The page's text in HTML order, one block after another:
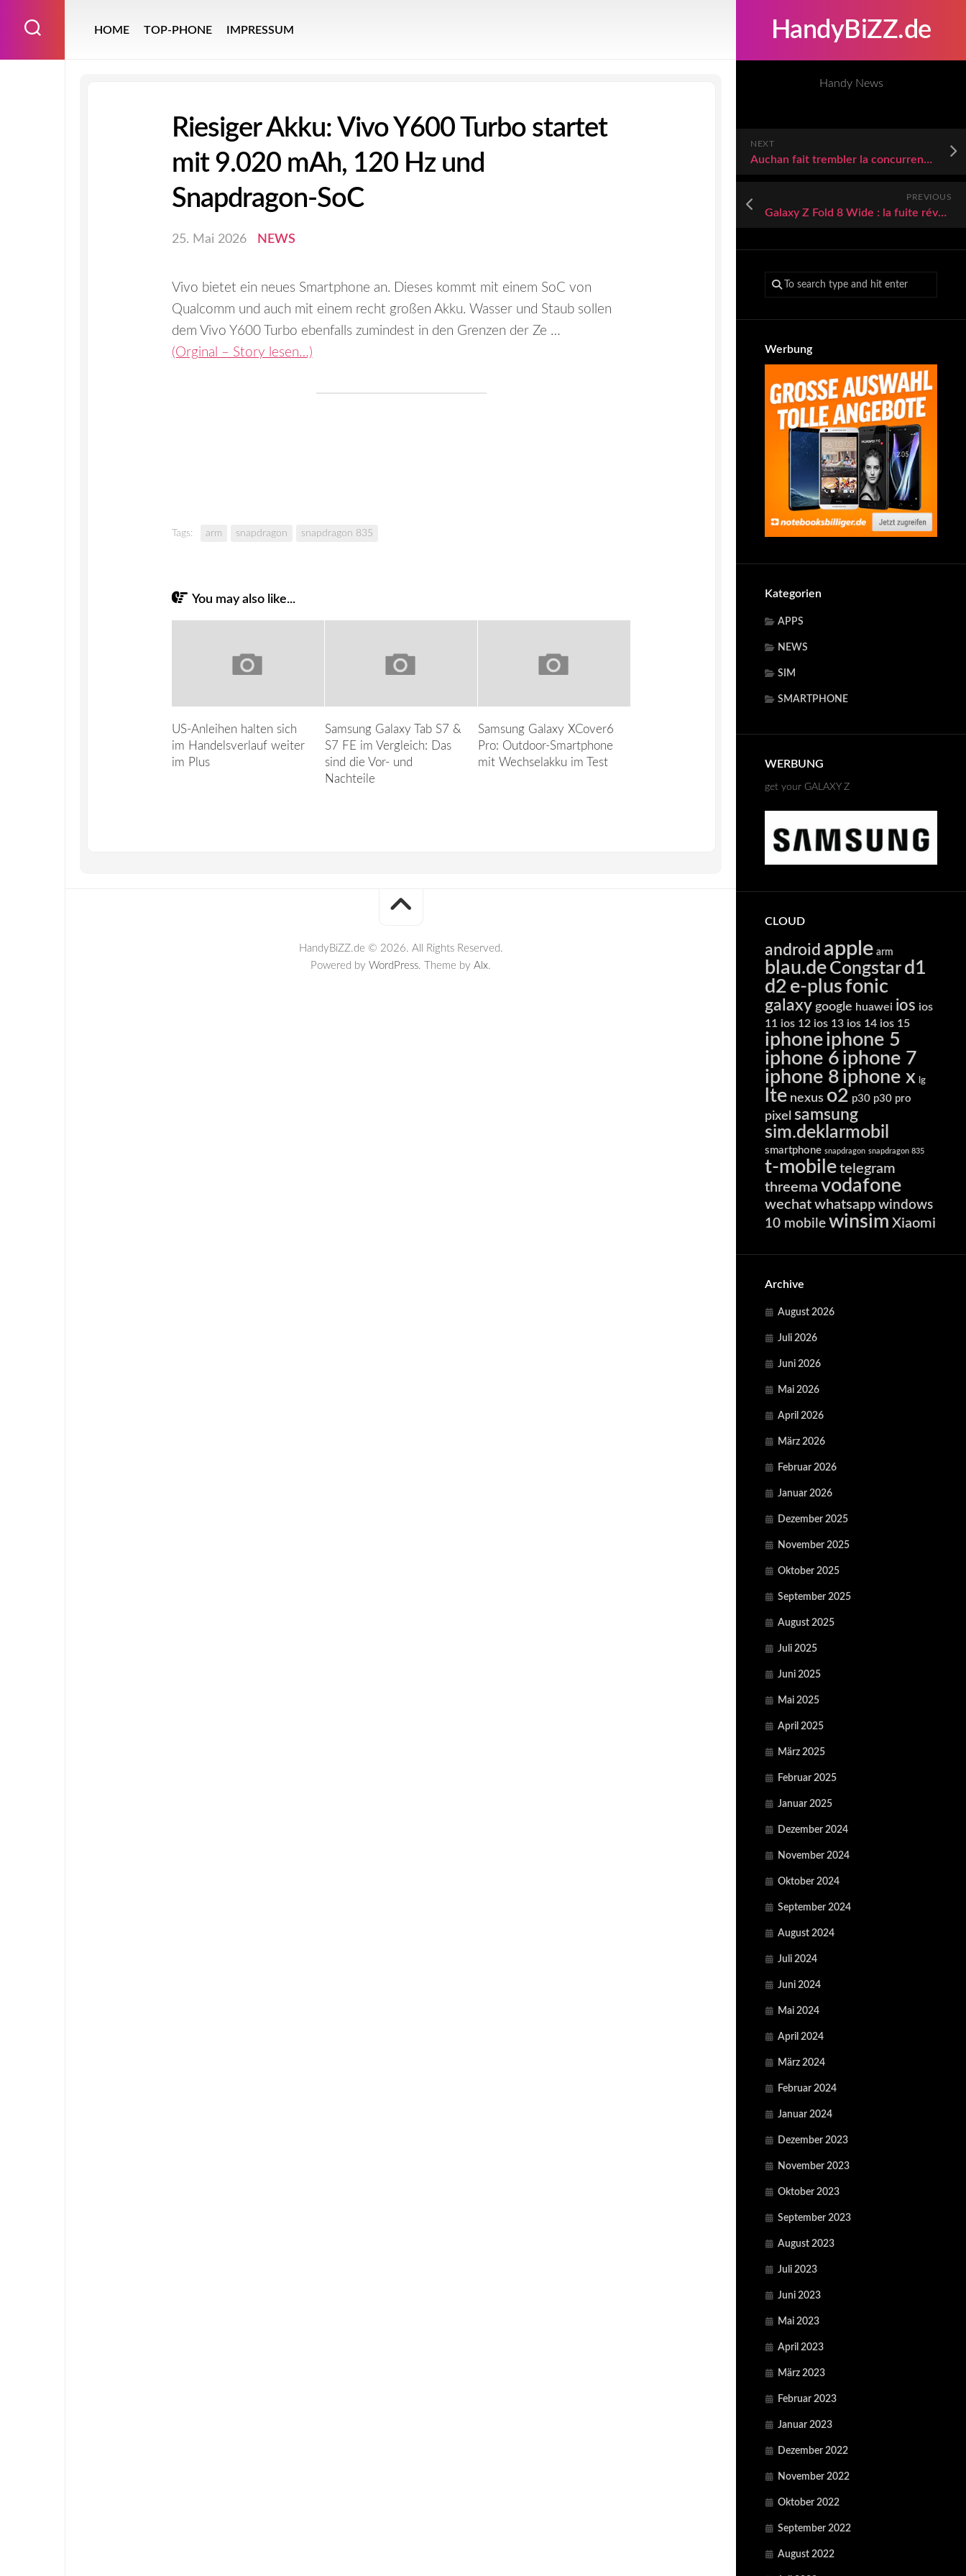
HandyBiZZ.de
Handy News
NEXT
Auchan fait trembler la concurrence avec une promo renversante sur l’iPhone 16 Plus
PREVIOUS
Galaxy Z Fold 8 Wide : la fuite révèle le nouveau format pliable de Samsung
Werbung
Kategorien
APPS
NEWS
SIM
SMARTPHONE
WERBUNG
get your GALAXY Z
CLOUD
android apple arm
blau.de Congstar d1
d2 e-plusfonic
galaxy google huawei ios ios
11 ios 12 ios 13 ios 14 ios 15
iphoneiphone 5
iphone 6 iphone 7
iphone 8 iphone x lg
lte nexus o2 p30 p30 pro
pixel samsung
sim.deklarmobil
smartphone snapdragon snapdragon 835
t-mobile telegram
threema vodafone
wechat whatsapp windows
10 mobile winsim Xiaomi
Archive
August 2026
Juli 2026
Juni 2026
Mai 2026
April 2026
März 2026
Februar 2026
Januar 2026
Dezember 2025
November 2025
Oktober 2025
September 2025
August 2025
Juli 2025
Juni 2025
Mai 2025
April 2025
März 2025
Februar 2025
Januar 2025
Dezember 2024
November 2024
Oktober 2024
September 2024
August 2024
Juli 2024
Juni 2024
Mai 2024
April 2024
März 2024
Februar 2024
Januar 2024
Dezember 2023
November 2023
Oktober 2023
September 2023
August 2023
Juli 2023
Juni 2023
Mai 2023
April 2023
März 2023
Februar 2023
Januar 2023
Dezember 2022
November 2022
Oktober 2022
September 2022
August 2022
HOME TOP-PHONE IMPRESSUM
Riesiger Akku: Vivo Y600 Turbo startet
mit 9.020 mAh, 120 Hz und
Snapdragon-SoC
25. Mai 2026 NEWS
Vivo bietet ein neues Smartphone an. Dieses kommt mit einem SoC von
Qualcomm und auch mit einem recht großen Akku. Wasser und Staub sollen
dem Vivo Y600 Turbo ebenfalls zumindest in den Grenzen der Ze …
(Orginal – Story lesen…)
Tags: arm snapdragon snapdragon 835
You may also like...
US-Anleihen halten sich
im Handelsverlauf weiter
im Plus
Samsung Galaxy Tab S7 &
S7 FE im Vergleich: Das
sind die Vor- und
Nachteile
Samsung Galaxy XCover6
Pro: Outdoor-Smartphone
mit Wechselakku im Test
HandyBiZZ.de © 2026. All Rights Reserved.
Powered by WordPress. Theme by Alx.